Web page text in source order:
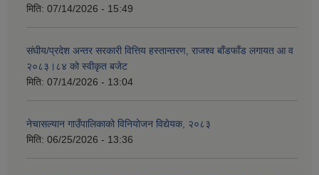
मिति: 07/14/2026 - 15:49
संघीय/प्रदेश अन्तर सरकारी वित्तिय हस्तान्तरण, राजश्व बाँडफाँड लगायत आ व
२०८३।८४ को स्वीकृत बजेट
मिति: 07/14/2026 - 13:04
नेचासल्यान गाउँपालिकाको विनियोजन विद्येयक, २०८३
मिति: 06/25/2026 - 13:36